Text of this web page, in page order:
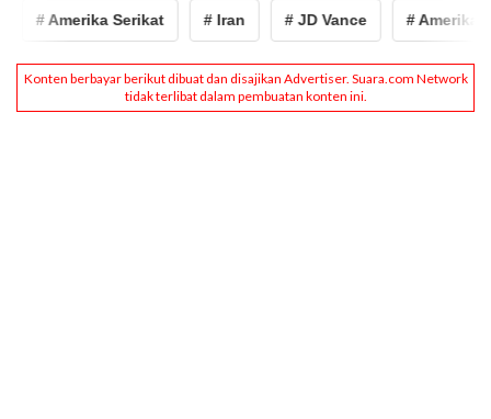
# Amerika Serikat # Iran # JD Vance # Amerika